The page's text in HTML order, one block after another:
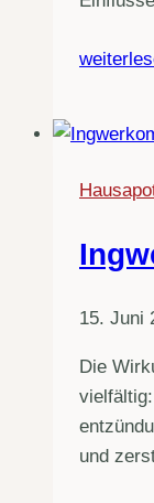
15. Juni
Die
und